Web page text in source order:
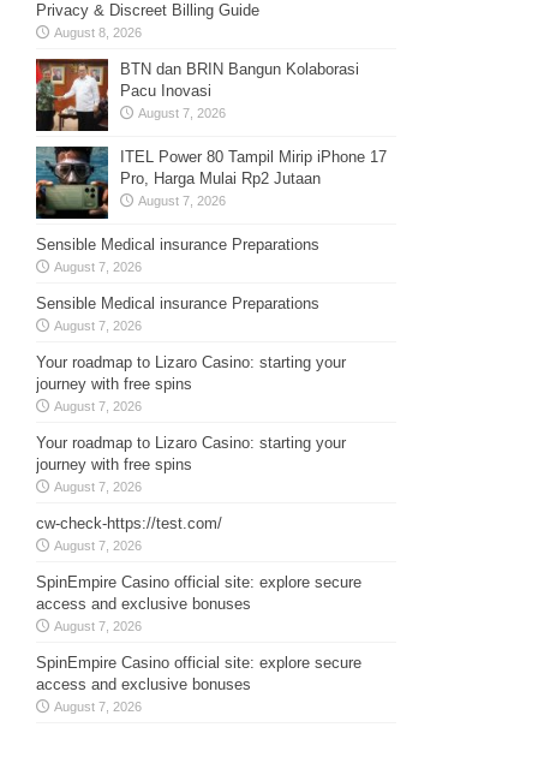
Privacy & Discreet Billing Guide
August 8, 2026
BTN dan BRIN Bangun Kolaborasi
Pacu Inovasi
August 7, 2026
ITEL Power 80 Tampil Mirip iPhone 17
Pro, Harga Mulai Rp2 Jutaan
August 7, 2026
Sensible Medical insurance Preparations
August 7, 2026
Sensible Medical insurance Preparations
August 7, 2026
Your roadmap to Lizaro Casino: starting your
journey with free spins
August 7, 2026
Your roadmap to Lizaro Casino: starting your
journey with free spins
August 7, 2026
cw-check-https://test.com/
August 7, 2026
SpinEmpire Casino official site: explore secure
access and exclusive bonuses
August 7, 2026
SpinEmpire Casino official site: explore secure
access and exclusive bonuses
August 7, 2026